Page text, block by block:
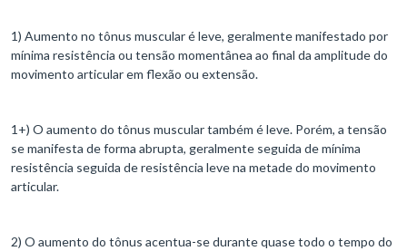
1) Aumento no tônus muscular é leve, geralmente manifestado por
mínima resistência ou tensão momentânea ao final da amplitude do
movimento articular em flexão ou extensão.
1+) O aumento do tônus muscular também é leve. Porém, a tensão
se manifesta de forma abrupta, geralmente seguida de mínima
resistência seguida de resistência leve na metade do movimento
articular.
2) O aumento do tônus acentua-se durante quase todo o tempo do